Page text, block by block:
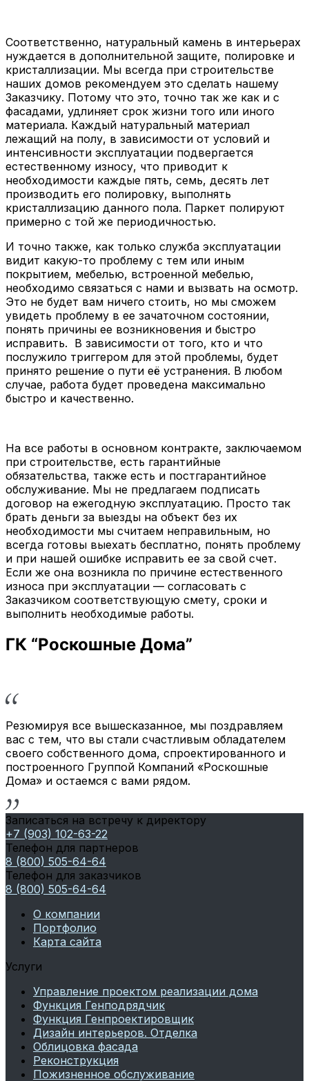
Соответственно, натуральный камень в интерьерах
нуждается в дополнительной защите, полировке и
кристаллизации. Мы всегда при строительстве
наших домов рекомендуем это сделать нашему
Заказчику. Потому что это, точно так же как и с
фасадами, удлиняет срок жизни того или иного
материала. Каждый натуральный материал
лежащий на полу, в зависимости от условий и
интенсивности эксплуатации подвергается
естественному износу, что приводит к
необходимости каждые пять, семь, десять лет
производить его полировку, выполнять
кристаллизацию данного пола. Паркет полируют
примерно с той же периодичностью.
И точно также, как только служба эксплуатации
видит какую-то проблему с тем или иным
покрытием, мебелью, встроенной мебелью,
необходимо связаться с нами и вызвать на осмотр.
Это не будет вам ничего стоить, но мы сможем
увидеть проблему в ее зачаточном состоянии,
понять причины ее возникновения и быстро
исправить. В зависимости от того, кто и что
послужило триггером для этой проблемы, будет
принято решение о пути её устранения. В любом
случае, работа будет проведена максимально
быстро и качественно.
На все работы в основном контракте, заключаемом
при строительстве, есть гарантийные
обязательства, также есть и постгарантийное
обслуживание. Мы не предлагаем подписать
договор на ежегодную эксплуатацию. Просто так
брать деньги за выезды на объект без их
необходимости мы считаем неправильным, но
всегда готовы выехать бесплатно, понять проблему
и при нашей ошибке исправить ее за свой счет.
Если же она возникла по причине естественного
износа при эксплуатации — согласовать с
Заказчиком соответствующую смету, сроки и
выполнить необходимые работы.
ГК “Роскошные Дома”
Резюмируя все вышесказанное, мы поздравляем
вас с тем, что вы стали счастливым обладателем
своего собственного дома, спроектированного и
построенного Группой Компаний «Роскошные
Дома» и остаемся с вами рядом.
Записаться на встречу к директору
+7 (903) 102-63-22
Телефон для партнеров
8 (800) 505-64-64
Телефон для заказчиков
8 (800) 505-64-64
О компании
Портфолио
Карта сайта
Услуги
Управление проектом реализации дома
Функция Генподрядчик
Функция Генпроектировщик
Дизайн интерьеров. Отделка
Облицовка фасада
Реконструкция
Пожизненное обслуживание